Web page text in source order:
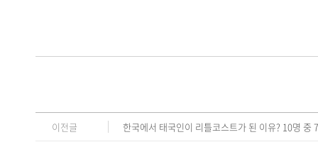
이전글 한국에서 태국인이 리틀코스트가 된 이유? 10명 중